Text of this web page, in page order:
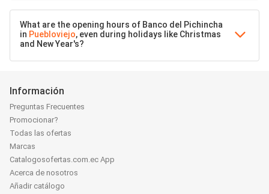
What are the opening hours of Banco del Pichincha
in Puebloviejo, even during holidays like Christmas
and New Year's?
Información
Preguntas Frecuentes
Promocionar?
Todas las ofertas
Marcas
Catalogosofertas.com.ec App
Acerca de nosotros
Añadir catálogo